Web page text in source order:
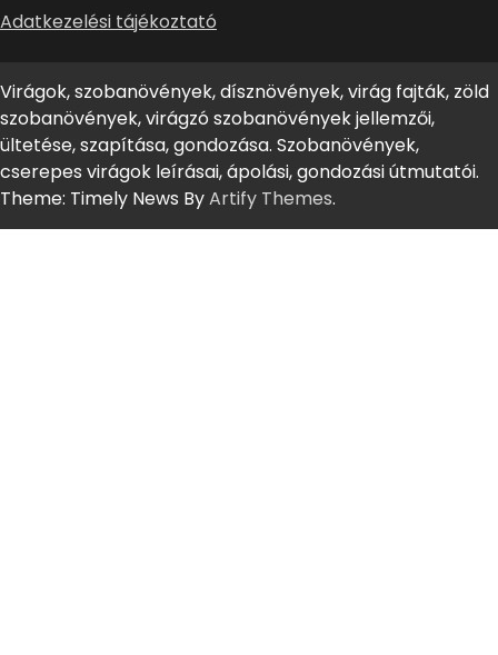
Adatkezelési tájékoztató
Virágok, szobanövények, dísznövények, virág fajták, zöld
szobanövények, virágzó szobanövények jellemzői,
ültetése, szapítása, gondozása. Szobanövények,
cserepes virágok leírásai, ápolási, gondozási útmutatói.
Theme: Timely News ByArtify Themes.